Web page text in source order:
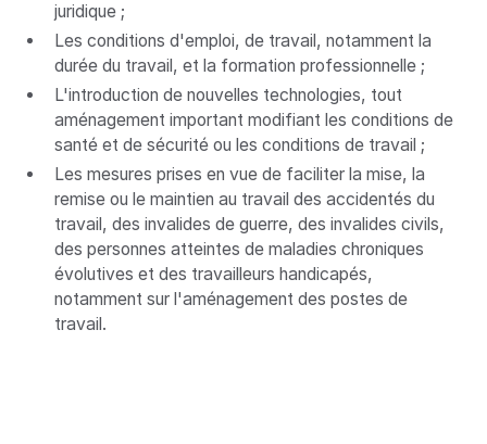
juridique ;
Les conditions d'emploi, de travail, notamment la
durée du travail, et la formation professionnelle ;
L'introduction de nouvelles technologies, tout
aménagement important modifiant les conditions de
santé et de sécurité ou les conditions de travail ;
Les mesures prises en vue de faciliter la mise, la
remise ou le maintien au travail des accidentés du
travail, des invalides de guerre, des invalides civils,
des personnes atteintes de maladies chroniques
évolutives et des travailleurs handicapés,
notamment sur l'aménagement des postes de
travail.